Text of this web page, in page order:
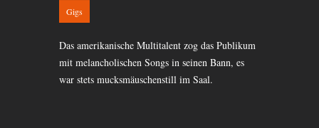
Gigs
Das amerikanische Multitalent zog das Publikum
mit melancholischen Songs in seinen Bann, es
war stets mucksmäuschenstill im Saal.